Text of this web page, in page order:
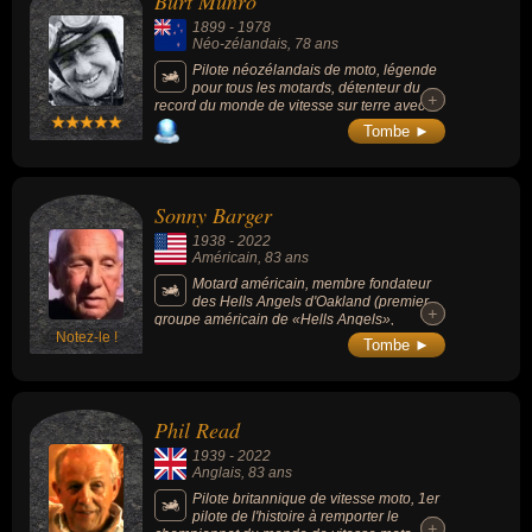
1899 - 1978
Néo-zélandais , 78 ans
Pilote néozélandais de moto, légende
pour tous les motards, détenteur du
record du monde de vitesse sur terre avec
une moto (catégorie moins de 1 000 cm³).
+
+
Tombe ►
Notez-le !
Sonny Barger
1938 - 2022
Américain, 83 ans
Motard américain, membre fondateur
des Hells Angels d'Oakland (premier
groupe américain de «Hells Angels»,
l’association de motards à la réputation
+
+
Tombe ►
Phil Read
1939 - 2022
Anglais , 83 ans
Pilote britannique de vitesse moto, 1er
pilote de l'histoire à remporter le
+
+